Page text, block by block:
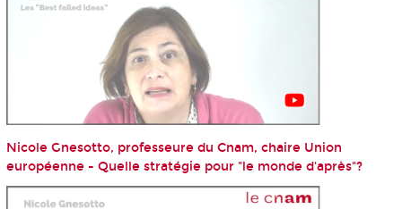
Nicole Gnesotto, professeure du Cnam, chaire Union
européenne - Quelle stratégie pour "le monde d'après"?